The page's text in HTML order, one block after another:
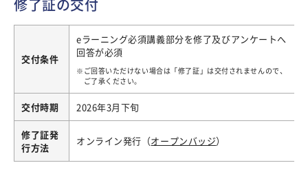
修了証の交付
交付条件
eラーニング必須講義部分を修了及びアンケートへ
回答が必須
ご回答いただけない場合は「修了証」は交付されませんので、
ご了承ください。
交付時期 2026年3月下旬
修了証発
行方法
オンライン発行（オープンバッジ）